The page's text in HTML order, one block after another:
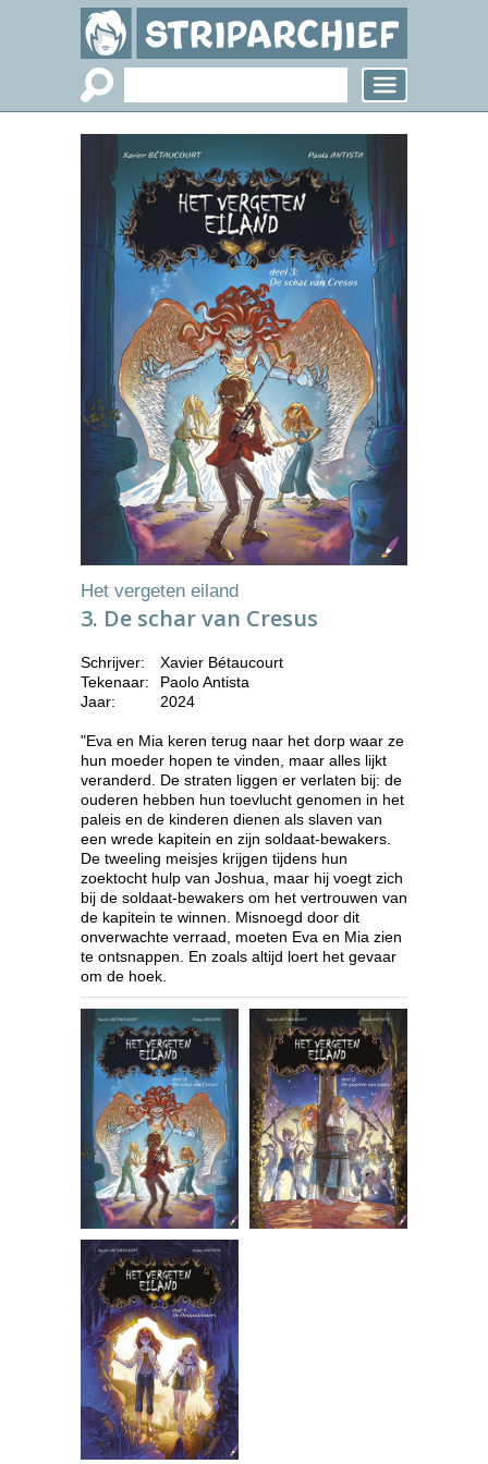
Het vergeten eiland
3. De schar van Cresus
Schrijver:
Xavier Bétaucourt
Tekenaar:
Paolo Antista
Jaar:
2024
"Eva en Mia keren terug naar het dorp waar ze
hun moeder hopen te vinden, maar alles lijkt
veranderd. De straten liggen er verlaten bij: de
ouderen hebben hun toevlucht genomen in het
paleis en de kinderen dienen als slaven van
een wrede kapitein en zijn soldaat-bewakers.
De tweeling meisjes krijgen tijdens hun
zoektocht hulp van Joshua, maar hij voegt zich
bij de soldaat-bewakers om het vertrouwen van
de kapitein te winnen. Misnoegd door dit
onverwachte verraad, moeten Eva en Mia zien
te ontsnappen. En zoals altijd loert het gevaar
om de hoek.